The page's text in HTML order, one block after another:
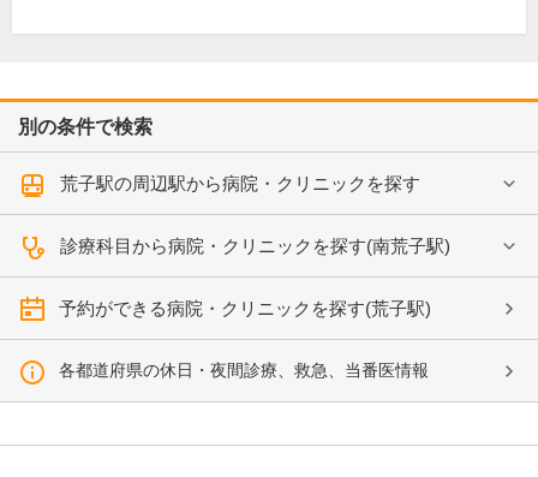
別の条件で検索
荒子駅の周辺駅から病院・クリニックを探す
診療科目から病院・クリニックを探す(南荒子駅)
予約ができる病院・クリニックを探す(荒子駅)
各都道府県の休日・夜間診療、救急、当番医情報